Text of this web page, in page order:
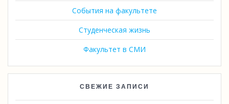
События на факультете
Студенческая жизнь
Факультет в СМИ
СВЕЖИЕ ЗАПИСИ